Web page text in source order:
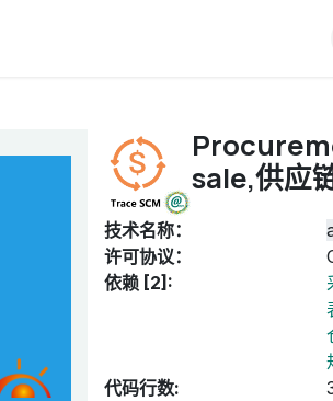
sale,供应
技术名称：
许可协议：
依赖 [2]:
代码行数: